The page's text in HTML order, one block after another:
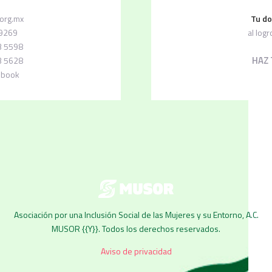
5598
5628
Tu
al
HAZ
Asociación por una Inclusión Social de las Mujeres y su Entorno, A.C.
MUSOR {{Y}}. Todos los derechos reservados.
Aviso de privacidad